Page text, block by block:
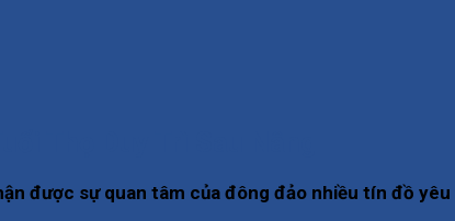
được sự quan tâm của đông đảo nhiều tín đồ